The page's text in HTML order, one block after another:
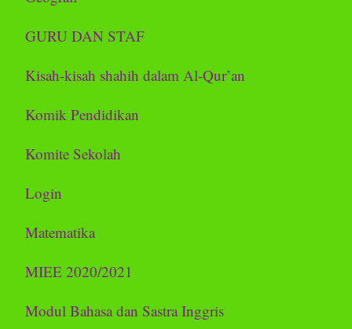
GURU DAN STAF
Kisah-kisah shahih dalam Al-Qur’an
Komik Pendidikan
Komite Sekolah
Login
Matematika
MIEE 2020/2021
Modul Bahasa dan Sastra Inggris